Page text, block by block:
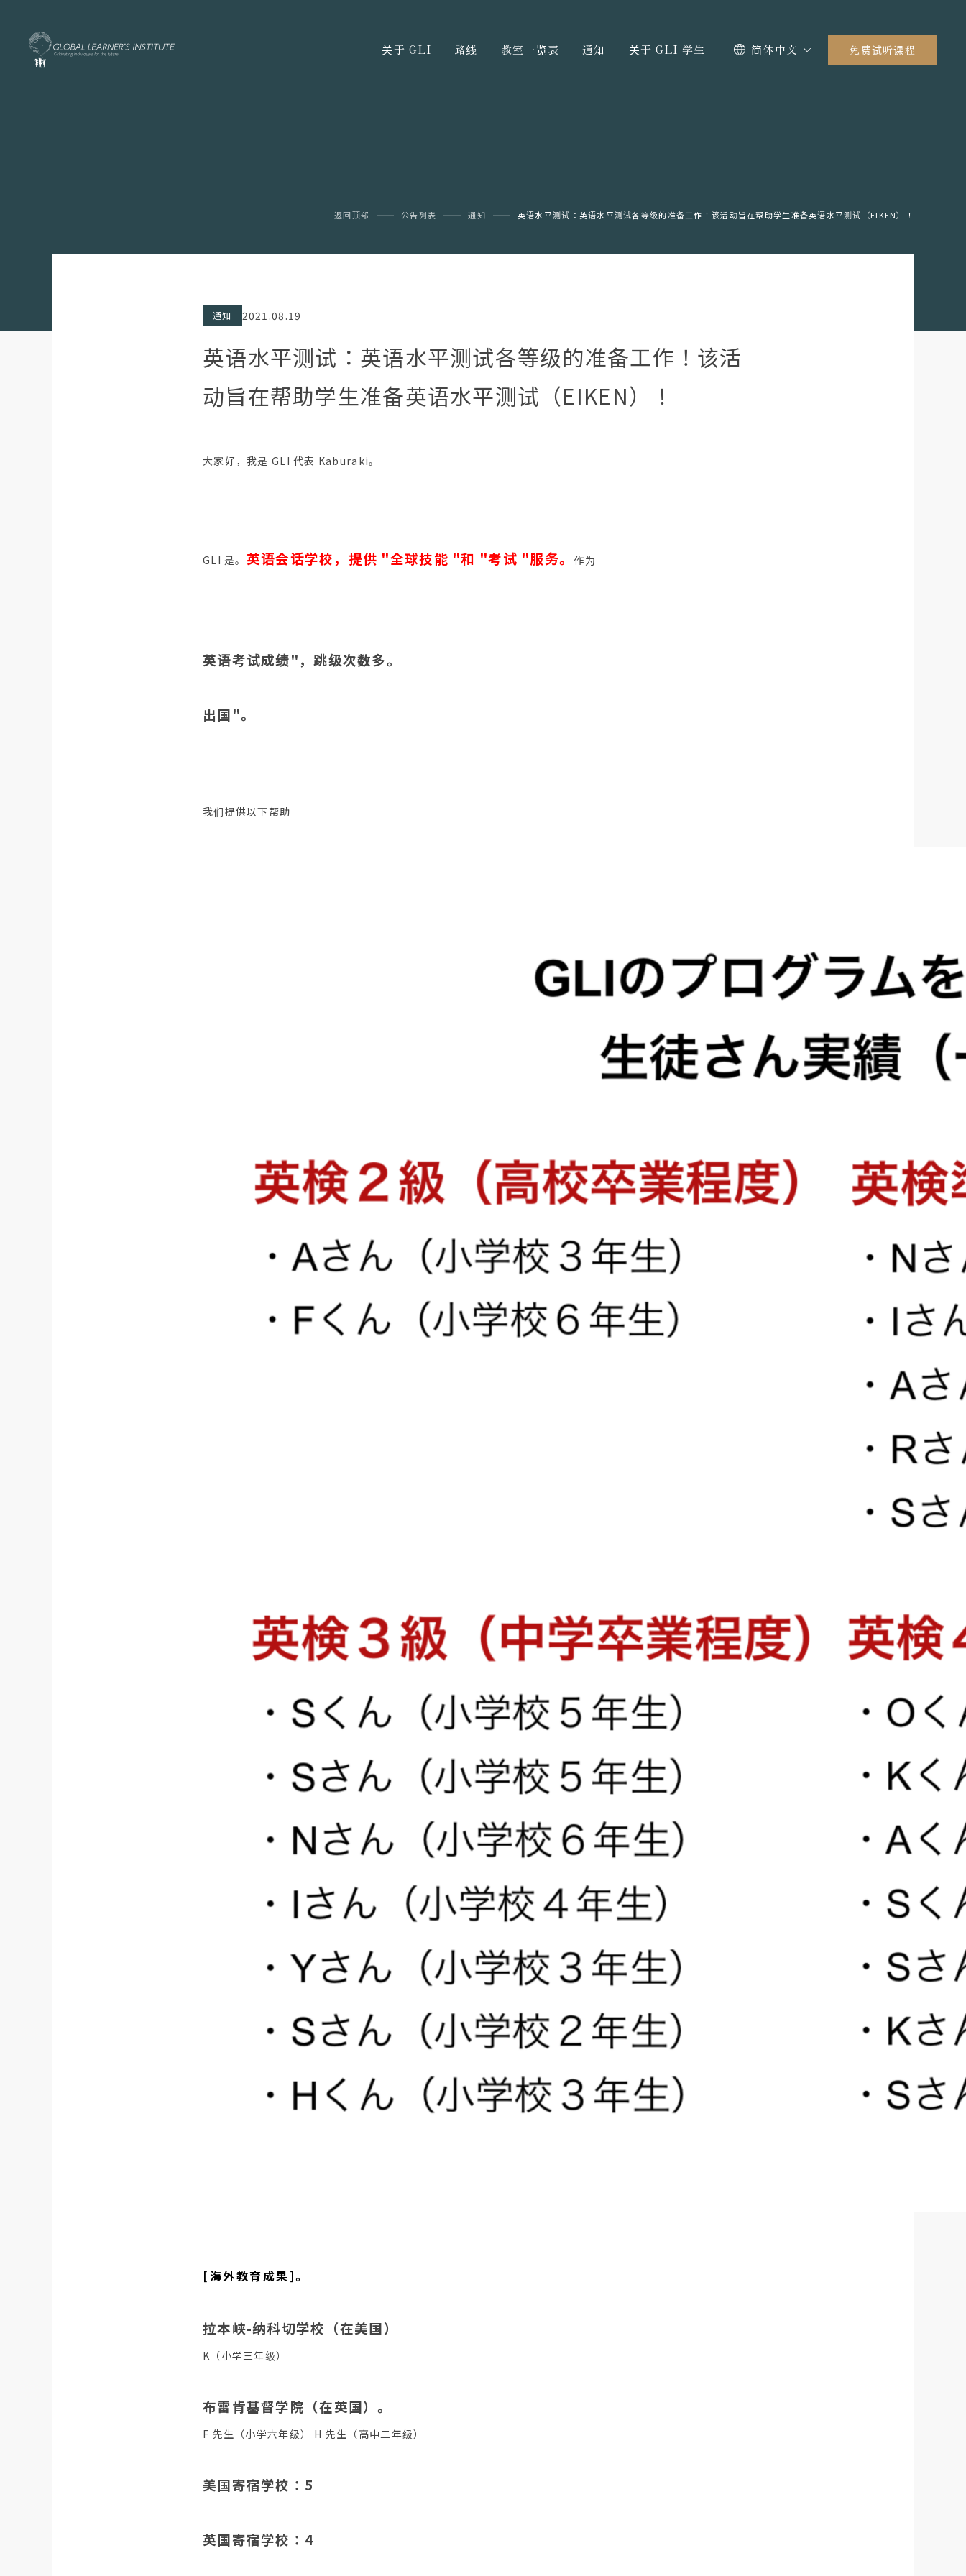
关于 GLI 路线 教室一览表 通知 关于 GLI 学生 简体中文 免费试听课程
返回顶部 公告列表 通知 英语水平测试：英语水平测试各等级的准备工作！该活动旨在帮助学生准备英语水平测试（EIKEN）！
通知 2021.08.19
英语水平测试：英语水平测试各等级的准备工作！该活
动旨在帮助学生准备英语水平测试（EIKEN）！
大家好，我是 GLI 代表 Kaburaki。
GLI 是。 英语会话学校，提供 "全球技能 "和 "考试 "服务。 作为
英语考试成绩"，跳级次数多。
出国"。
我们提供以下帮助
[海外教育成果]。
拉本峡-纳科切学校（在美国）
K（小学三年级）
布雷肯基督学院（在英国）。
F 先生（小学六年级） H 先生（高中二年级）
美国寄宿学校：5
英国寄宿学校：4